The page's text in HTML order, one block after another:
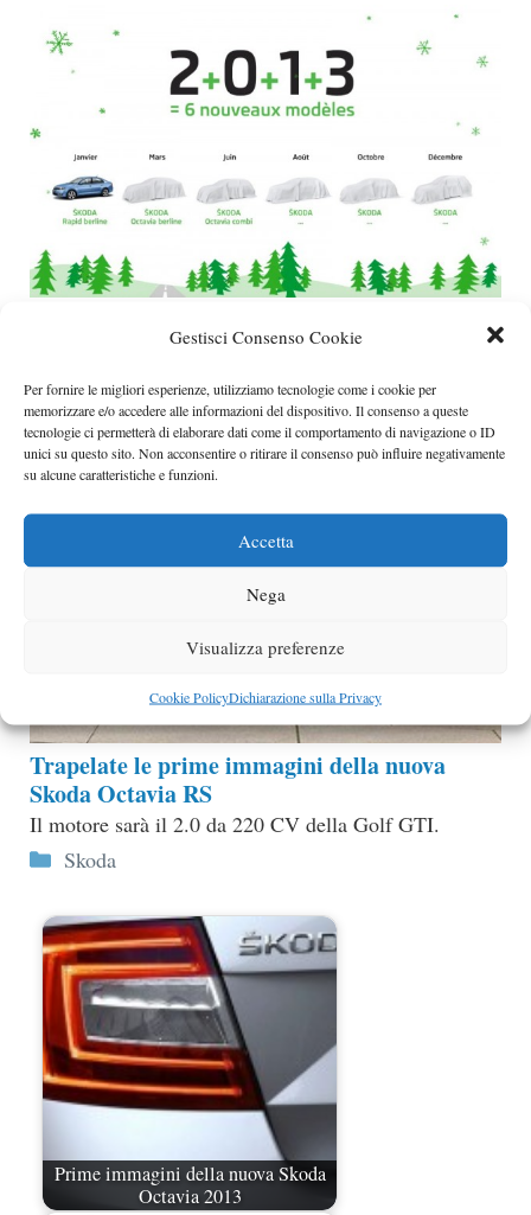
Gestisci Consenso Cookie
Per fornire le migliori esperienze, utilizziamo tecnologie come i cookie per
memorizzare e/o accedere alle informazioni del dispositivo. Il consenso a queste
tecnologie ci permetterà di elaborare dati come il comportamento di navigazione o ID
unici su questo sito. Non acconsentire o ritirare il consenso può influire negativamente
su alcune caratteristiche e funzioni.
Accetta
Nega
Visualizza preferenze
Cookie PolicyDichiarazione sulla Privacy
Anticipata anche la Octavia RS.
Categorie
Skoda
Trapelate le prime immagini della nuova
Skoda Octavia RS
Il motore sarà il 2.0 da 220 CV della Golf GTI.
Categorie
Skoda
Prime immagini della nuova Skoda
Octavia 2013